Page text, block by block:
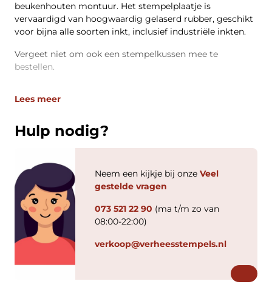
beukenhouten montuur. Het stempelplaatje is
vervaardigd van hoogwaardig gelaserd rubber, geschikt
voor bijna alle soorten inkt, inclusief industriële inkten.
Vergeet niet om ook een stempelkussen mee te
bestellen.
Lees meer
Hulp nodig?
Neem een kijkje bij onze Veel
gestelde vragen
073 521 22 90 (ma t/m zo van
08:00-22:00)
verkoop@verheesstempels.nl